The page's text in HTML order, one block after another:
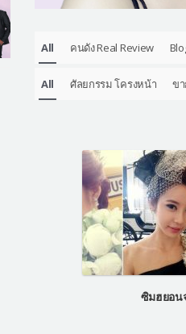
All คนดัง Real Review
All ศัลยกรรม โครงหน้า ข
ซิมฮยอน